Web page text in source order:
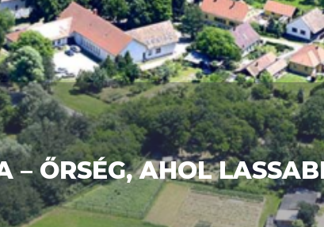
– ŐRSÉG, AHOL